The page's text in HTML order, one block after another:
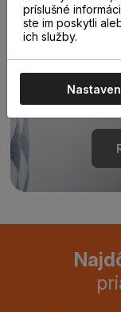
príslušné
ste im poskytli
ich služby.